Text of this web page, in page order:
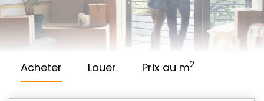
Acheter Louer Prix au m2